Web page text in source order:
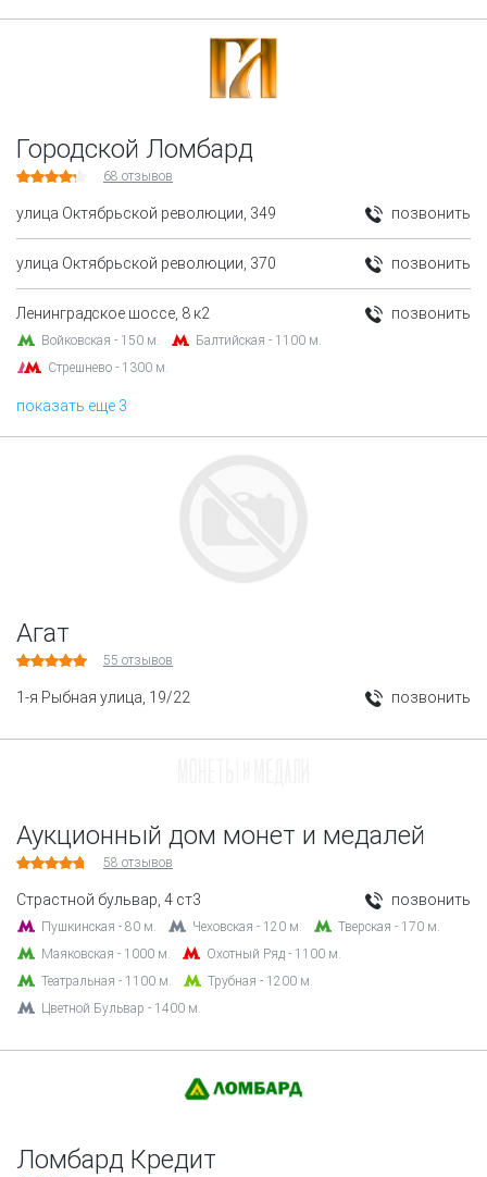
Городской Ломбард
68 отзывов
позвонить
улица Октябрьской революции, 349
позвонить
улица Октябрьской революции, 370
позвонить
Ленинградское шоссе, 8 к2
Войковская - 150 м.
Балтийская - 1100 м.
Стрешнево - 1300 м.
показать еще 3
Агат
55 отзывов
позвонить
1-я Рыбная улица, 19/22
Аукционный дом монет и медалей
58 отзывов
позвонить
Страстной бульвар, 4 ст3
Пушкинская - 80 м. Чеховская - 120 м.
Тверская - 170 м.
Маяковская - 1000 м.
Охотный Ряд - 1100 м.
Театральная - 1100 м.
Трубная - 1200 м.
Цветной Бульвар - 1400 м.
Ломбард Кредит